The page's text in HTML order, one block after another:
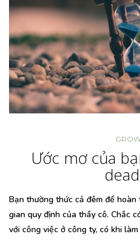
Ước mơ của
Bạn thường thức cả đêm để
gian quy định của thầy cô. Chắc
với công việc ở công ty, có khi